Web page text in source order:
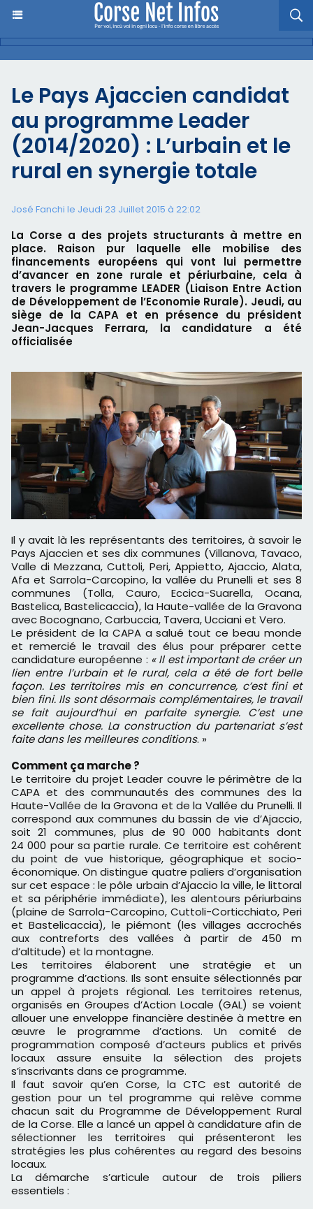
Le Pays Ajaccien candidat
au programme Leader
(2014/2020) : L’urbain et le
rural en synergie totale
José Fanchi le Jeudi 23 Juillet 2015 à 22:02
La Corse a des projets structurants à mettre en
place. Raison pur laquelle elle mobilise des
financements européens qui vont lui permettre
d’avancer en zone rurale et périurbaine, cela à
travers le programme LEADER (Liaison Entre Action
de Développement de l’Economie Rurale). Jeudi, au
siège de la CAPA et en présence du président
Jean-Jacques Ferrara, la candidature a été
officialisée
Il y avait là les représentants des territoires, à savoir le
Pays Ajaccien et ses dix communes (Villanova, Tavaco,
Valle di Mezzana, Cuttoli, Peri, Appietto, Ajaccio, Alata,
Afa et Sarrola-Carcopino, la vallée du Prunelli et ses 8
communes (Tolla, Cauro, Eccica-Suarella, Ocana,
Bastelica, Bastelicaccia), la Haute-vallée de la Gravona
avec Bocognano, Carbuccia, Tavera, Ucciani et Vero.
Le président de la CAPA a salué tout ce beau monde
et remercié le travail des élus pour préparer cette
candidature européenne : « Il est important de créer un
lien entre l’urbain et le rural, cela a été de fort belle
façon. Les territoires mis en concurrence, c’est fini et
bien fini. Ils sont désormais complémentaires, le travail
se fait aujourd’hui en parfaite synergie. C’est une
excellente chose. La construction du partenariat s’est
faite dans les meilleures conditions. »
Comment ça marche ?
Le territoire du projet Leader couvre le périmètre de la
CAPA et des communautés des communes des la
Haute-Vallée de la Gravona et de la Vallée du Prunelli. Il
correspond aux communes du bassin de vie d’Ajaccio,
soit 21 communes, plus de 90 000 habitants dont
24 000 pour sa partie rurale. Ce territoire est cohérent
du point de vue historique, géographique et socio-
économique. On distingue quatre paliers d’organisation
sur cet espace : le pôle urbain d’Ajaccio la ville, le littoral
et sa périphérie immédiate), les alentours périurbains
(plaine de Sarrola-Carcopino, Cuttoli-Corticchiato, Peri
et Bastelicaccia), le piémont (les villages accrochés
aux contreforts des vallées à partir de 450 m
d’altitude) et la montagne.
Les territoires élaborent une stratégie et un
programme d’actions. Ils sont ensuite sélectionnés par
un appel à projets régional. Les territoires retenus,
organisés en Groupes d’Action Locale (GAL) se voient
allouer une enveloppe financière destinée à mettre en
œuvre le programme d’actions. Un comité de
programmation composé d’acteurs publics et privés
locaux assure ensuite la sélection des projets
s’inscrivants dans ce programme.
Il faut savoir qu’en Corse, la CTC est autorité de
gestion pour un tel programme qui relève comme
chacun sait du Programme de Développement Rural
de la Corse. Elle a lancé un appel à candidature afin de
sélectionner les territoires qui présenteront les
stratégies les plus cohérentes au regard des besoins
locaux.
La démarche s’articule autour de trois piliers
essentiels :